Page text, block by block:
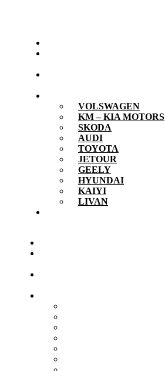
VOLSWAGEN
KM – KIA MOTORS
SKODA
AUDI
TOYOTA
JETOUR
GEELY
HYUNDAI
KAIYI
LIVAN